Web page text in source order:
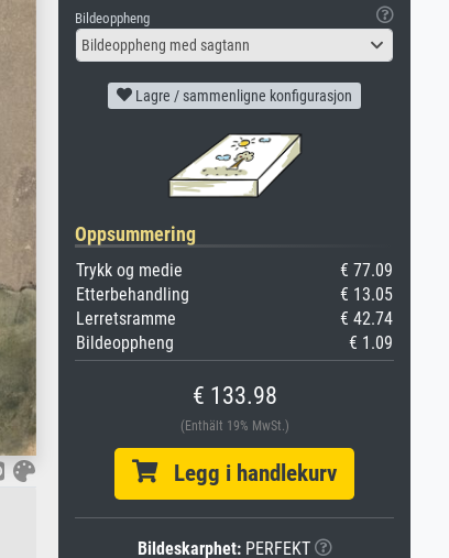
Bildeoppheng
Bildeoppheng med sagtann
Lagre / sammenligne konfigurasjon
Oppsummering
Trykk og medie
€ 77.09
Etterbehandling
€ 13.05
Lerretsramme
€ 42.74
Bildeoppheng
€ 1.09
€ 133.98
(Enthält 19% MwSt.)
Legg i handlekurv
Bildeskarphet:PERFEKT